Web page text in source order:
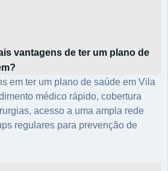
vantagens de ter um plano de
em ter um plano de saúde em Vila
médico rápido, cobertura
acesso a uma ampla rede
regulares para prevenção de